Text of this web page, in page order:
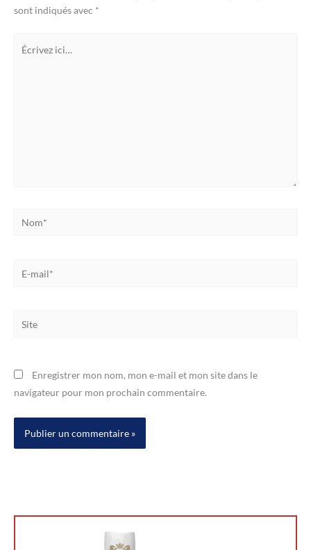
sont indiqués avec *
Nom*
Site
Enregistrer mon nom, mon e-mail et mon site dans le
navigateur pour mon prochain commentaire.